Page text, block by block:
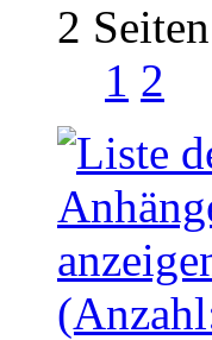
2 Seiten
1 2